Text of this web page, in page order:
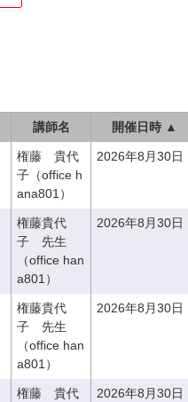
講師名 開催日時 ▲
権藤 貴代
子（office h
ana801）
2026年8月30日
権藤貴代
子 先生
（office han
a801）
2026年8月30日
権藤貴代
子 先生
（office han
a801）
2026年8月30日
権藤 貴代
2026年8月30日